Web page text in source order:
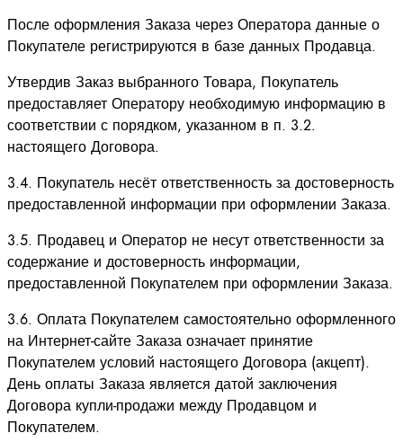
После оформления Заказа через Оператора данные о
Покупателе регистрируются в базе данных Продавца.
Утвердив Заказ выбранного Товара, Покупатель
предоставляет Оператору необходимую информацию в
соответствии с порядком, указанном в п. 3.2.
настоящего Договора.
3.4. Покупатель несёт ответственность за достоверность
предоставленной информации при оформлении Заказа.
3.5. Продавец и Оператор не несут ответственности за
содержание и достоверность информации,
предоставленной Покупателем при оформлении Заказа.
3.6. Оплата Покупателем самостоятельно оформленного
на Интернет-сайте Заказа означает принятие
Покупателем условий настоящего Договора (акцепт).
День оплаты Заказа является датой заключения
Договора купли-продажи между Продавцом и
Покупателем.